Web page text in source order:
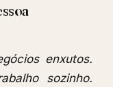
enxutos.
sozinho.